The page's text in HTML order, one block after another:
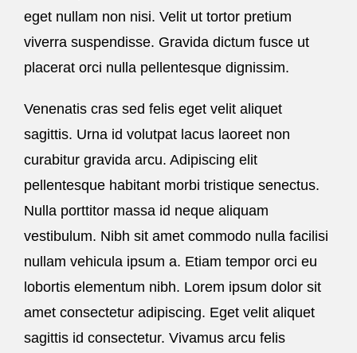
eget nullam non nisi. Velit ut tortor pretium
viverra suspendisse. Gravida dictum fusce ut
placerat orci nulla pellentesque dignissim.
Venenatis cras sed felis eget velit aliquet
sagittis. Urna id volutpat lacus laoreet non
curabitur gravida arcu. Adipiscing elit
pellentesque habitant morbi tristique senectus.
Nulla porttitor massa id neque aliquam
vestibulum. Nibh sit amet commodo nulla facilisi
nullam vehicula ipsum a. Etiam tempor orci eu
lobortis elementum nibh. Lorem ipsum dolor sit
amet consectetur adipiscing. Eget velit aliquet
sagittis id consectetur. Vivamus arcu felis